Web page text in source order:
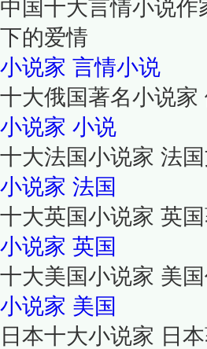
中国十大言情小说
下的爱情
小说家 言情小说
十大俄国著名小说
小说家 小说
十大法国小说家 法
小说家 法国
十大英国小说家 英
小说家 英国
十大美国小说家 美
小说家 美国
日本十大小说家 日